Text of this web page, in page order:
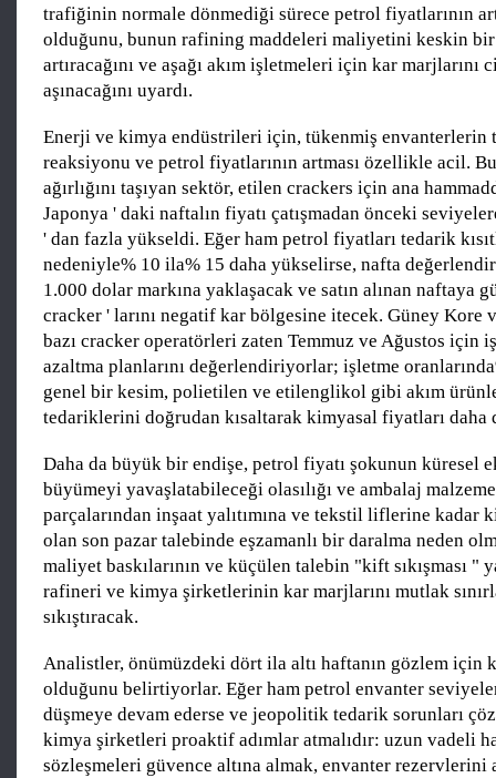
trafiğinin normale dönmediği sürece petrol fiyatlarının
olduğunu, bunun rafining maddeleri maliyetini keskin
artıracağını ve aşağı akım işletmeleri için kar marjlarını
aşınacağını uyardı.
Enerji ve kimya endüstrileri için, tükenmiş
reaksiyonu ve petrol fiyatlarının artması özellikle acil.
ağırlığını taşıyan sektör, etilen crackers için ana
Japonya ' daki naftalın fiyatı çatışmadan önceki
' dan fazla yükseldi. Eğer ham petrol fiyatları tedarik
nedeniyle% 10 ila% 15 daha yükselirse, nafta
1.000 dolar markına yaklaşacak ve satın alınan naftaya
cracker ' larını negatif kar bölgesine itecek. Güney Kore
bazı cracker operatörleri zaten Temmuz ve Ağustos için
azaltma planlarını değerlendiriyorlar; işletme
genel bir kesim, polietilen ve etilenglikol gibi akım
tedariklerini doğrudan kısaltarak kimyasal fiyatları daha
Daha da büyük bir endişe, petrol fiyatı şokunun küresel
büyümeyi yavaşlatabileceği olasılığı ve ambalaj
parçalarından inşaat yalıtımına ve tekstil liflerine kadar
olan son pazar talebinde eşzamanlı bir daralma neden
maliyet baskılarının ve küçülen talebin "kift sıkışması "
rafineri ve kimya şirketlerinin kar marjlarını mutlak
sıkıştıracak.
Analistler, önümüzdeki dört ila altı haftanın gözlem için
olduğunu belirtiyorlar. Eğer ham petrol envanter
düşmeye devam ederse ve jeopolitik tedarik sorunları
kimya şirketleri proaktif adımlar atmalıdır: uzun vadeli
sözleşmeleri güvence altına almak, envanter rezervlerini